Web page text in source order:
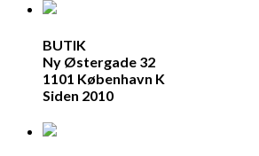
BUTIK
Ny Østergade 32
1101 København K
Siden 2010